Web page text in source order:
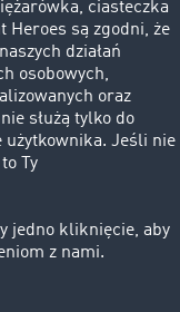
i sierpniu, mogą być